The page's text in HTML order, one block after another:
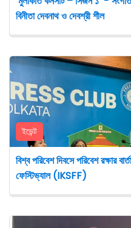
বিনীতা দেবনাথ ও দেবশ্রী শীল
ইভেন্ট
বিশ্ব পরিবেশ দিবসে পরিবেশ রক্ষার
ফেস্টিভ্যাল (IKSFF)